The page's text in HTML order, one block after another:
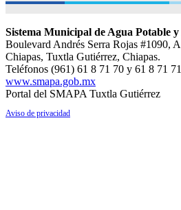
Sistema Municipal de Agua Potable
Boulevard Andrés Serra Rojas #1090,
Chiapas, Tuxtla Gutiérrez, Chiapas.
Teléfonos (961) 61 8 71 70 y 61 8 71
www.smapa.gob.mx
Portal del SMAPA Tuxtla Gutiérrez
Aviso de privacidad